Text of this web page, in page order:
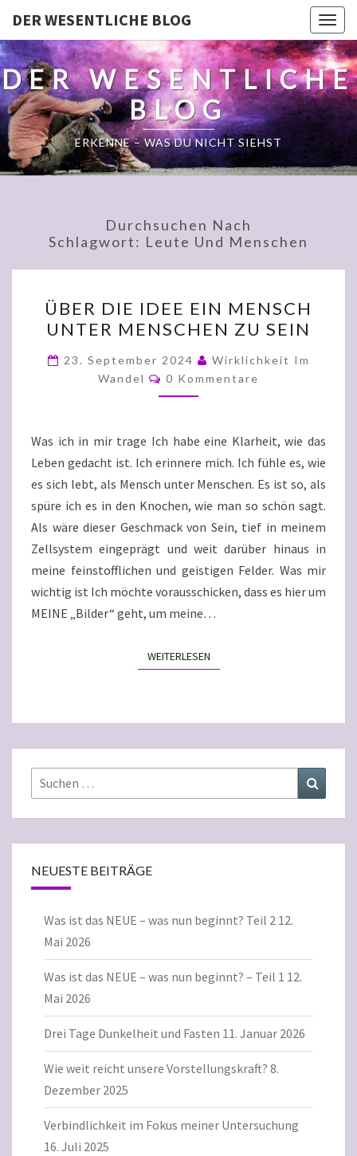
DER WESENTLICHE BLOG
DER WESENTLICHE
BLOG
ERKENNE – WAS DU NICHT SIEHST
Durchsuchen Nach
Schlagwort: Leute Und Menschen
DIE
IDEE
EIN
MENSCH
UNTER
ZU
SEIN
ÜBER DIE IDEE EIN MENSCH
UNTER MENSCHEN ZU SEIN
23. September 2024
Wirklichkeit Im
Wandel
Kommentare
0 Kommentare
Was ich in mir trage Ich habe eine Klarheit, wie das
Leben gedacht ist. Ich erinnere mich. Ich fühle es, wie
es sich lebt, als Mensch unter Menschen. Es ist so, als
spüre ich es in den Knochen, wie man so schön sagt.
Als wäre dieser Geschmack von Sein, tief in meinem
Zellsystem eingeprägt und weit darüber hinaus in
meine feinstofflichen und geistigen Felder. Was mir
wichtig ist Ich möchte vorausschicken, dass es hier um
MEINE „Bilder“ geht, um meine…
WEITERLESENWEITERLESEN
Suchen
nach:
NEUESTE BEITRÄGE
Was ist das NEUE – was nun beginnt? Teil 2 12.
Mai 2026
Was ist das NEUE – was nun beginnt? – Teil 1 12.
Mai 2026
Drei Tage Dunkelheit und Fasten 11. Januar 2026
Wie weit reicht unsere Vorstellungskraft? 8.
Dezember 2025
Verbindlichkeit im Fokus meiner Untersuchung
16. Juli 2025